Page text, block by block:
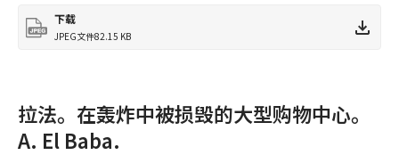
下载
JPEG文件82.15 KB
拉法。在轰炸中被损毁的大型购物中心。
A. El Baba.